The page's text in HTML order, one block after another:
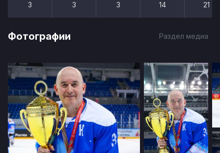
3 3 3 14 21
Фотографии Раздел медиа